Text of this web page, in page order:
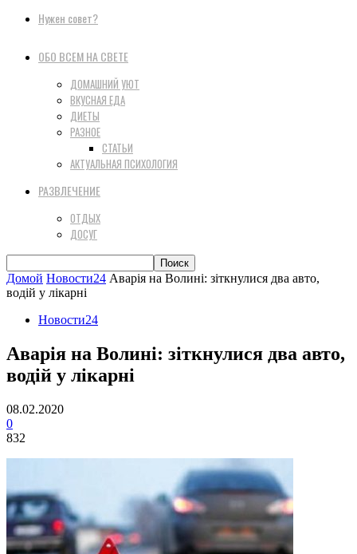
Нужен совет?
ОБО ВСЕМ НА СВЕТЕ
ДОМАШНИЙ УЮТ
ВКУСНАЯ ЕДА
ДИЕТЫ
РАЗНОЕ
СТАТЬИ
АКТУАЛЬНАЯ ПСИХОЛОГИЯ
РАЗВЛЕЧЕНИЕ
ОТДЫХ
ДОСУГ
Домой Новости24 Аварія на Волині: зіткнулися два авто,
водій у лікарні
Новости24
Аварія на Волині: зіткнулися два авто,
водій у лікарні
08.02.2020
0
832